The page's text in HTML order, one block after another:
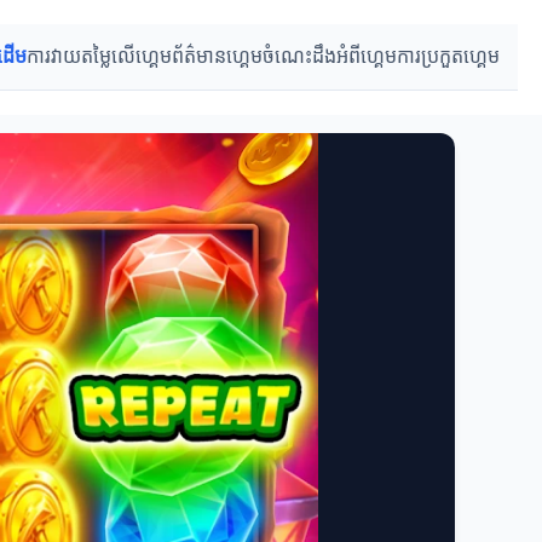
ើមការវាយតម្លៃលើហ្គេមព័ត៌មានហ្គេមចំណេះដឹងអំពីហ្គេមការប្រកួតហ្គេម